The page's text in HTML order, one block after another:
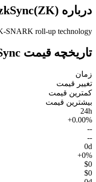
درباره zkSync(ZK)
SNARK roll-up technology.
تاریخچه قیمت zkSync
زمان
تغییر قیمت
کمترین قیمت
بیشترین قیمت
24h
+0.00%
--
--
0d
+0%
$0
$0